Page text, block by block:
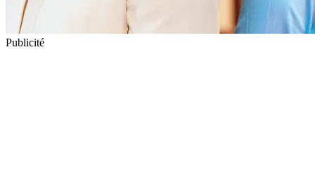
Publicité